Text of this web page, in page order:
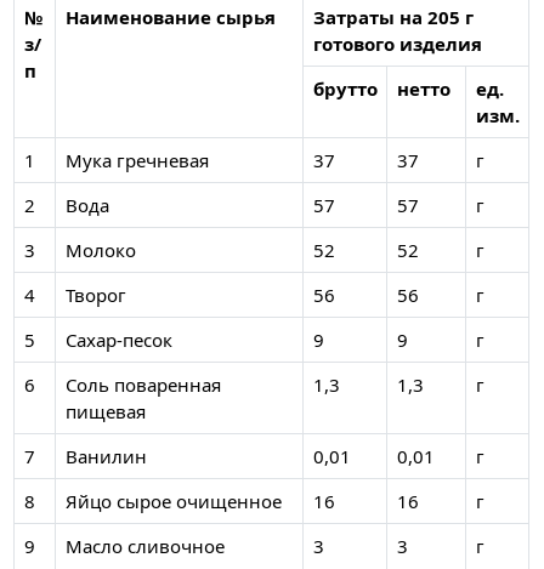
№
з/
п
Наименование сырья
Затраты на 205 г
готового изделия
брутто
нетто
ед.
изм.
1
Мука гречневая 37 37
г
2
Вода 57 57
г
3
Молоко 52 52
г
4
Творог 56 56
г
5
Сахар-песок 9 9
г
6
Соль поваренная
пищевая
1,3 1,3 г
7 Ванилин 0,01 0,01
г
8
Яйцо сырое очищенное 16 16
г
9
Масло сливочное
3 3 г